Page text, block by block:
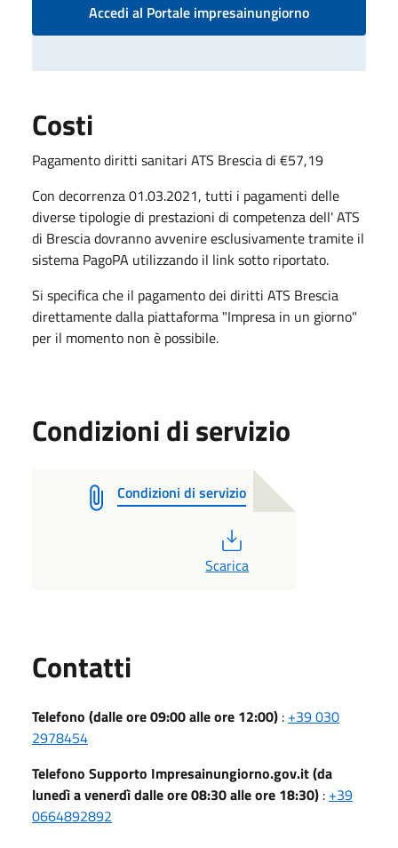
Accedi al Portale impresainungiorno
Costi
Pagamento diritti sanitari ATS Brescia di €57,19
Con decorrenza 01.03.2021, tutti i pagamenti delle
diverse tipologie di prestazioni di competenza dell' ATS
di Brescia dovranno avvenire esclusivamente tramite il
sistema PagoPA utilizzando il link sotto riportato.
Si specifica che il pagamento dei diritti ATS Brescia
direttamente dalla piattaforma "Impresa in un giorno"
per il momento non è possibile.
Condizioni di servizio
Condizioni di servizio
Scarica
Contatti
Telefono (dalle ore 09:00 alle ore 12:00) : +39 030
2978454
Telefono Supporto Impresainungiorno.gov.it (da
lunedì a venerdì dalle ore 08:30 alle ore 18:30) : +39
0664892892